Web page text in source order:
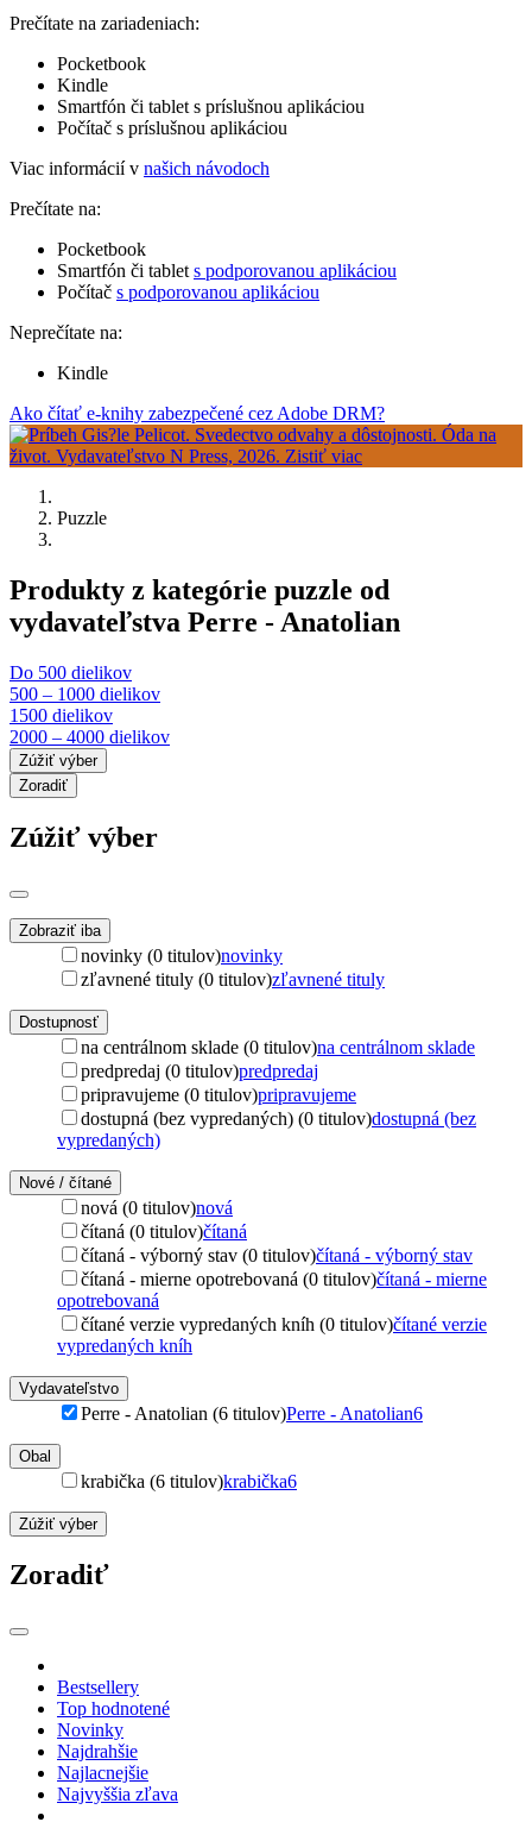
Prečítate na zariadeniach:
Pocketbook
Kindle
Smartfón či tablet s príslušnou aplikáciou
Počítač s príslušnou aplikáciou
Viac informácií v našich návodoch
Prečítate na:
Pocketbook
Smartfón či tablet s podporovanou aplikáciou
Počítač s podporovanou aplikáciou
Neprečítate na:
Kindle
Ako čítať e-knihy zabezpečené cez Adobe DRM?
Puzzle
Produkty z kategórie puzzle od
vydavateľstva Perre - Anatolian
Do 500 dielikov
500 – 1000 dielikov
1500 dielikov
2000 – 4000 dielikov
Zúžiť výber
Zoradiť
Zúžiť výber
Zobraziť iba
novinky (0 titulov)novinky
zľavnené tituly (0 titulov)zľavnené tituly
Dostupnosť
na centrálnom sklade (0 titulov)na centrálnom sklade
predpredaj (0 titulov)predpredaj
pripravujeme (0 titulov)pripravujeme
dostupná (bez vypredaných) (0 titulov)dostupná (bez
vypredaných)
Nové / čítané
nová (0 titulov)nová
čítaná (0 titulov)čítaná
čítaná - výborný stav (0 titulov)čítaná - výborný stav
čítaná - mierne opotrebovaná (0 titulov)čítaná - mierne
opotrebovaná
čítané verzie vypredaných kníh (0 titulov)čítané verzie
vypredaných kníh
Vydavateľstvo
Perre - Anatolian (6 titulov)Perre - Anatolian6
Obal
krabička (6 titulov)krabička6
Zúžiť výber
Zoradiť
Bestsellery
Top hodnotené
Novinky
Najdrahšie
Najlacnejšie
Najvyššia zľava